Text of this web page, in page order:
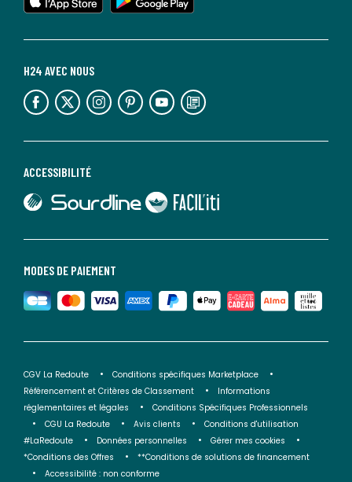
MODES DE PAIEMENT
ACCESSIBILITÉ
lien vers Faciliti
H24 AVEC NOUS
lien vers l'espace réseaux sociaux lien vers l'espace réseaux sociaux lien vers l'espace réseaux sociaux lien vers l'espace réseaux sociaux lien vers l'espace réseaux sociaux lien vers le blog la redoute
CGV La Redoute
Conditions spécifiques Marketplace
Référencement et Critères de Classement
Informations
réglementaires et légales
Conditions Spécifiques Professionnels
CGU La Redoute
Avis clients
Conditions d'utilisation
#LaRedoute
Données personnelles
Gérer mes cookies
*Conditions des Offres
**Conditions de solutions de financement
Accessibilité : non conforme